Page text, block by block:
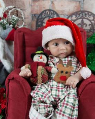
779 0